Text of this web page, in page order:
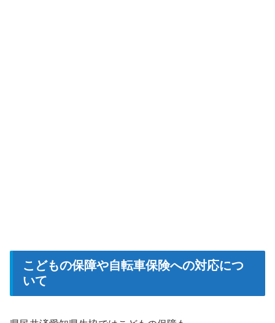
こどもの保障や自転車保険への対応につ
いて